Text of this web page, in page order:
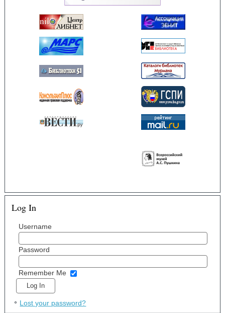
Log In
Username
Password
Remember Me
Lost your password?